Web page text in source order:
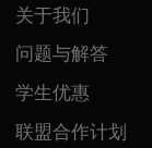
关于我们
问题与解答
学生优惠
联盟合作计划